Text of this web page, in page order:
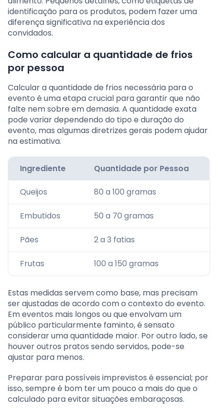
identificação para os produtos, podem fazer uma
diferença significativa na experiência dos
convidados.
Como calcular a quantidade de frios
por pessoa
Calcular a quantidade de frios necessária para o
evento é uma etapa crucial para garantir que não
falte nem sobre em demasia. A quantidade exata
pode variar dependendo do tipo e duração do
evento, mas algumas diretrizes gerais podem ajudar
na estimativa.
Ingrediente Quantidade por Pessoa
Queijos 80 a 100 gramas
Embutidos 50 a 70 gramas
Pães 2 a 3 fatias
Frutas 100 a 150 gramas
Estas medidas servem como base, mas precisam
ser ajustadas de acordo com o contexto do evento.
Em eventos mais longos ou que envolvam um
público particularmente faminto, é sensato
considerar uma quantidade maior. Por outro lado, se
houver outros pratos sendo servidos, pode-se
ajustar para menos.
Preparar para possíveis imprevistos é essencial; por
isso, sempre é bom ter um pouco a mais do que o
calculado para evitar situações embaraçosas.